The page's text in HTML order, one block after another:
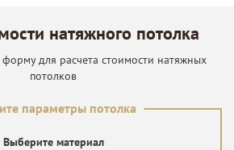
натяжного потолка
для расчета стоимости натяжных
потолков
параметры потолка
Выберите материал